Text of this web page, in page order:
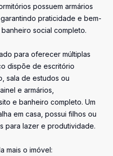
possuem armários
praticidade e bem-
social completo.
para oferecer múltiplas
dispõe de escritório
sala de estudos ou
e armários,
e banheiro completo. Um
em casa, possui filhos ou
para lazer e produtividade.
mais o imóvel: